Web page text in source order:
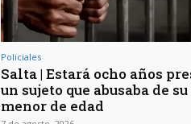
Policiales
Salta | Estará ocho años
un sujeto que abusaba de
menor de edad